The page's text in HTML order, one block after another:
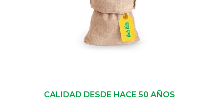
CALIDAD DESDE HACE 50 AÑOS